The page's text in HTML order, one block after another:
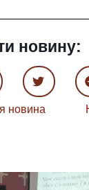
новину:
новина